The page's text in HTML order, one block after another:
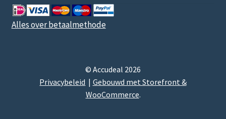
Alles over betaalmethode
© Accudeal 2026
Privacybeleid
Gebouwd met Storefront &
WooCommerce.